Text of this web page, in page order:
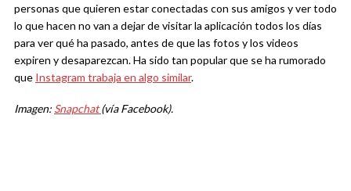
personas que quieren estar conectadas con sus amigos y ver todo
lo que hacen no van a dejar de visitar la aplicación todos los días
para ver qué ha pasado, antes de que las fotos y los videos
expiren y desaparezcan. Ha sido tan popular que se ha rumorado
que Instagram trabaja en algo similar.
Imagen: Snapchat(vía Facebook).